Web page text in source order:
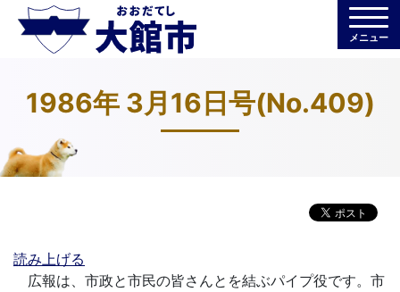
メニュー
1986年 3月16日号(No.409)
読み上げる
広報は、市政と市民の皆さんとを結ぶパイプ役です。市